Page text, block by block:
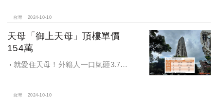
台灣 2024-10-10
天母「御上天母」頂樓單價
154萬
就愛住天母！外籍人一口氣砸3.78
台灣 2024-10-10